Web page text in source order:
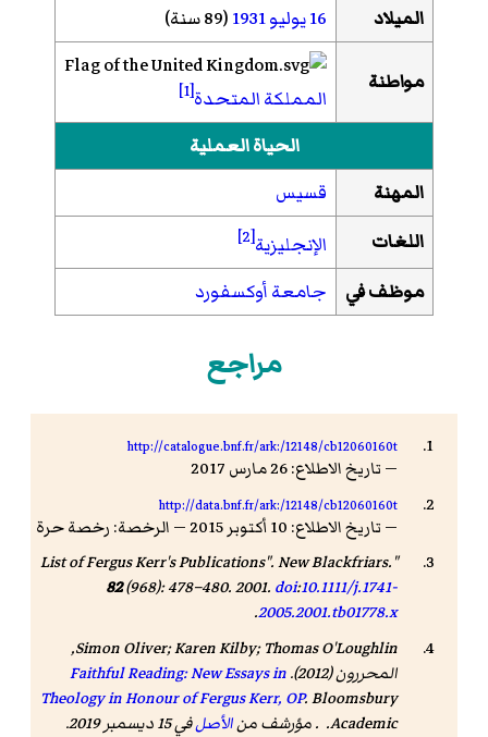
الميلاد
16 يوليو 1931(89 سنة)
مواطنة
المملكة المتحدة[1]
الحياة العملية
المهنة
قسيس
اللغات
الإنجليزية[2]
موظف في جامعة أوكسفورد
مراجع
http://catalogue.bnf.fr/ark:/12148/cb12060160t
— تاريخ الاطلاع: 26 مارس 2017
http://data.bnf.fr/ark:/12148/cb12060160t
— تاريخ الاطلاع: 10 أكتوبر 2015 — الرخصة: رخصة حرة
"List of Fergus Kerr's Publications".
New Blackfriars.
82(968): 478–480. 2001. doi:10.1111/j.1741-
2005.2001.tb01778.x
.
Simon Oliver; Karen Kilby; Thomas O'Loughlin,
المحررون (2012).
Faithful Reading: New Essays in
Theology in Honour of Fergus Kerr, OP. Bloomsbury
Academic. . مؤرشف من
الأصلفي 15 ديسمبر 2019.